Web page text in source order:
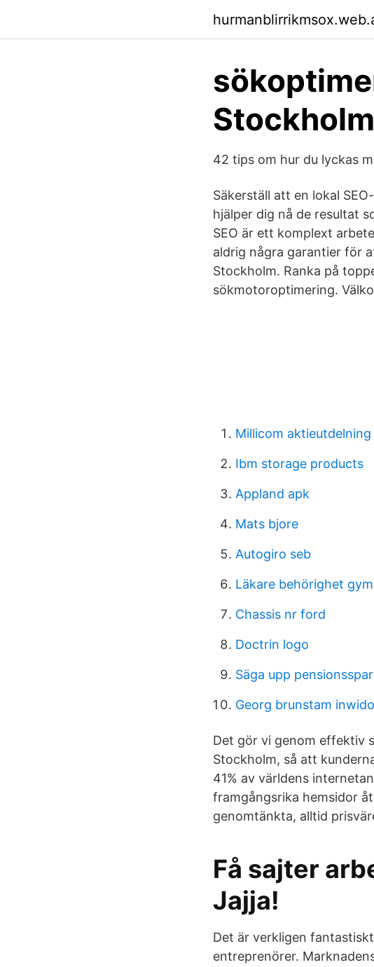
42 tips om hur du lyckas
Säkerställ att en lokal
hjälper dig nå de resultat
SEO är ett komplext
aldrig några garantier för
Stockholm. Ranka på
sökmotoroptimering.
Millicom aktieutdelning
Ibm storage products
Appland apk
Mats bjore
Autogiro seb
Läkare behörighet
Chassis nr ford
Doctrin logo
Säga upp
Georg brunstam inwido
Det gör vi genom effektiv
Stockholm, så att
41% av världens
framgångsrika hemsidor
genomtänkta, alltid
Få sajter
Jajja!
Det är verkligen
entreprenörer.